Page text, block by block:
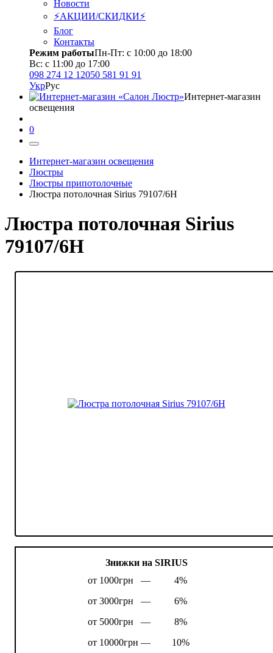
Новости
⚡АКЦИИ/СКИДКИ⚡
Блог
Контакты
Режим работыПн-Пт: с 10:00 до 18:00
Вс: с 11:00 до 17:00
098 274 12 12050 581 91 91
УкрРус
Интернет-магазин
освещения
0
Интернет-магазин освещения
Люстры
Люстры припотолочные
Люстра потолочная Sirius 79107/6H
Люстра потолочная Sirius
79107/6H
Знижки на SIRIUS
от 1000грн —
4%
от 3000грн —
6%
от 5000грн —
8%
от 10000грн —
10%